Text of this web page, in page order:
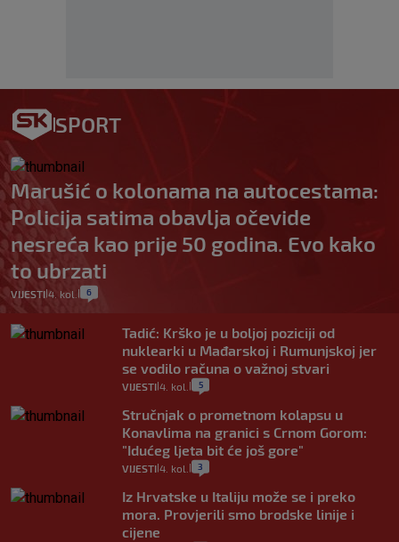
SPORT
Marušić o kolonama na autocestama:
Policija satima obavlja očevide
nesreća kao prije 50 godina. Evo kako
to ubrzati
VIJESTI 4. kol. 6
Tadić: Krško je u boljoj poziciji od
nuklearki u Mađarskoj i Rumunjskoj jer
se vodilo računa o važnoj stvari
VIJESTI 4. kol. 5
Stručnjak o prometnom kolapsu u
Konavlima na granici s Crnom Gorom:
"Idućeg ljeta bit će još gore"
VIJESTI 4. kol. 3
Iz Hrvatske u Italiju može se i preko
mora. Provjerili smo brodske linije i
cijene